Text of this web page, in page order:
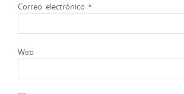
Correo electrónico*
Web